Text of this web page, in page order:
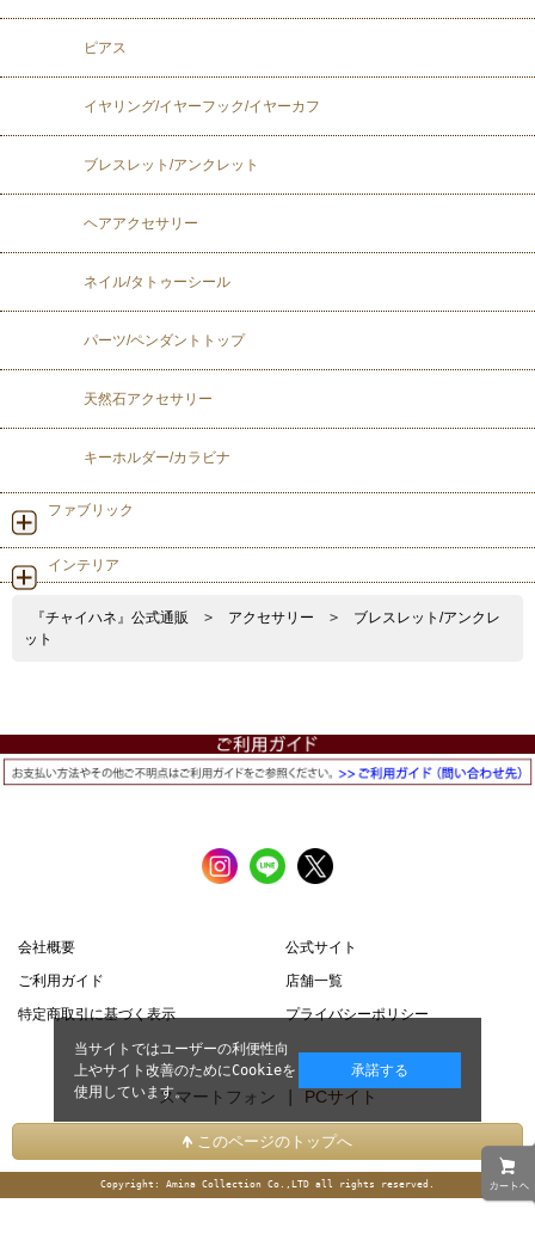
ピアス
イヤリング/イヤーフック/イヤーカフ
ブレスレット/アンクレット
ヘアアクセサリー
ネイル/タトゥーシール
パーツ/ペンダントトップ
天然石アクセサリー
キーホルダー/カラビナ
ファブリック
インテリア
『チャイハネ』公式通販 > アクセサリー >
ブレスレット/アンクレ
ット
会社概要
公式サイト
ご利用ガイド
店舗一覧
特定商取引に基づく表示
プライバシーポリシー
スマートフォン | PCサイト
このページのトップへ
Copyright: Amina Collection Co.,LTD all rights reserved.
当サイトではユーザーの利便性向
上やサイト改善のためにCookieを
使用しています。
承諾する